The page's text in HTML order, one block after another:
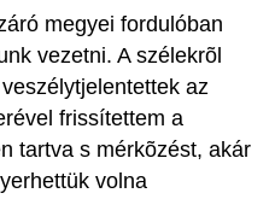
megyei fordulóban
vezetni. A szélekrõl
az
frissítettem a
tartva s mérkõzést, akár
volna